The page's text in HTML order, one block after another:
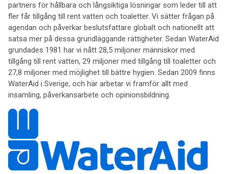
partners för hållbara och långsiktiga lösningar som leder till att
fler får tillgång till rent vatten och toaletter. Vi sätter frågan på
agendan och påverkar beslutsfattare globalt och nationellt att
satsa mer på dessa grundläggande rättigheter. Sedan WaterAid
grundades 1981 har vi nått 28,5 miljoner människor med
tillgång till rent vatten, 29 miljoner med tillgång till toaletter och
27,8 miljoner med möjlighet till bättre hygien. Sedan 2009 finns
WaterAid i Sverige, och här arbetar vi framför allt med
insamling, påverkansarbete och opinionsbildning.